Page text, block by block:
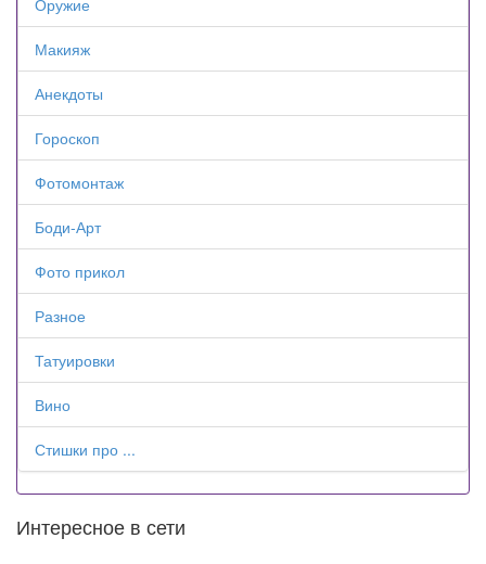
Оружие
Макияж
Анекдоты
Гороскоп
Фотомонтаж
Боди-Арт
Фото прикол
Разное
Татуировки
Вино
Стишки про ...
Интересное в сети